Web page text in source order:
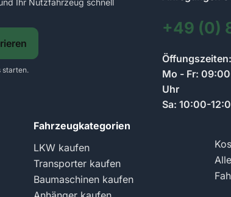
Ihr Nutzfahrzeug schnell
starten.
+49 (0)
Öffungszeiten:
Mo - Fr:
Uhr
Sa: 10:00-
Fahrzeugkategorien
LKW kaufen
Transporter kaufen
Baumaschinen kaufen